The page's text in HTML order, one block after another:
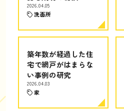
2026.04.05
洗面所
築年数が経過した住
宅で網戸がはまらな
い事例の研究
2026.04.03
家